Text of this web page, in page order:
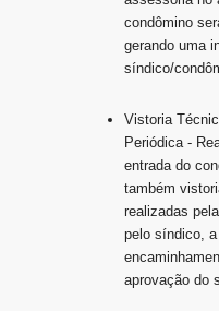
condômino
gerando uma
síndico/
Vistoria
Periódica -
entrada do
também
realizadas
pelo síndico,
aprovação do